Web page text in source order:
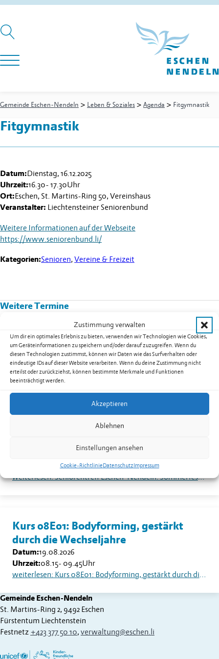
Zustimmung verwalten
Um dir ein optimales Erlebnis zu bieten, verwenden wir Technologien wie Cookies,
um Geräteinformationen zu speichern und/oder darauf zuzugreifen. Wenn du
diesen Technologien zustimmst, können wir Daten wie das Surfverhalten oder
eindeutige IDs auf dieser Website verarbeiten. Wenn du deine Zustimmung nicht
erteilst oder zurückziehst, können bestimmte Merkmale und Funktionen
beeinträchtigt werden.
Akzeptieren
Ablehnen
Einstellungen ansehen
Cookie-RichtlinieDatenschutzImpressum
Gemeinde Eschen-Nendeln > Leben & Soziales > Agenda > Fitgymnastik
Fitgymnastik
Datum:Dienstag, 16.12.2025
Uhrzeit:16.30- 17.30Uhr
Ort:Eschen, St. Martins-Ring 50, Vereinshaus
Veranstalter: Liechtensteiner Seniorenbund
Weitere Informationen auf der Webseite
https://www.seniorenbund.li/
Kategorien:Senioren, Vereine & Freizeit
Weitere Termine
Kurs 08B02: Yoga für Männer in
Nendeln
Datum:17.08.2026
Uhrzeit:
19.30 - 20.30
Uhr
weiterlesen: Kurs 08B02: Yoga für Männer in Nendeln
Seniorentreff Eschen-Nendeln:
Sommerfest auf dem Dorfplatz
Uhr
weiterlesen: Seniorentreff Eschen-Nendeln: Sommerfest auf dem Dorfplatz
Kurs 08E01: Bodyforming, gestärkt
durch die Wechseljahre
Datum:19.08.2026
Uhrzeit:08.15- 09.45Uhr
weiterlesen: Kurs 08E01: Bodyforming, gestärkt durch die Wechseljahre
Gemeinde Eschen-Nendeln
St. Martins-Ring 2, 9492 Eschen
Fürstentum Liechtenstein
Festnetz +423 377 50 10, verwaltung@eschen.li